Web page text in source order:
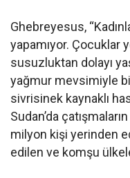
Ghebreyesus,
yapamıyor. Çocuklar
susuzluktan dolayı
yağmur mevsimiyle
sivrisinek kaynaklı
Sudan’da
milyon kişi yerinden
edilen ve komşu